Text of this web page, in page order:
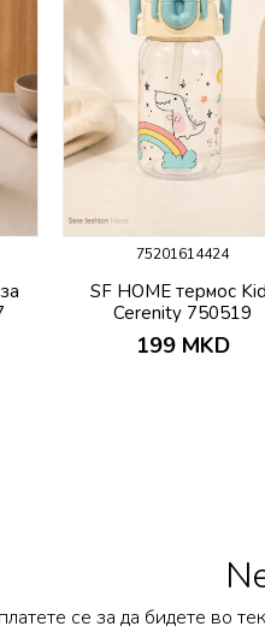
75201614424
SF HOME термос
Cerenity 750519
199 MKD
се за да бидете во